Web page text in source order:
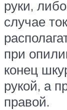
руки,
случае
при
конец
рукой, а
правой.